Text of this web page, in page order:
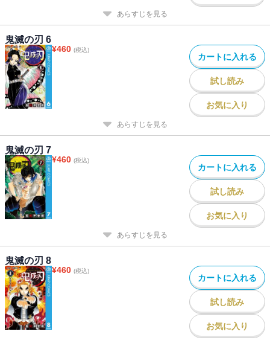
あらすじを見る
鬼滅の刃 6
¥460 (税込)
カートに入れる
試し読み
お気に入り
あらすじを見る
鬼滅の刃 7
¥460 (税込)
カートに入れる
試し読み
お気に入り
あらすじを見る
鬼滅の刃 8
¥460 (税込)
カートに入れる
試し読み
お気に入り